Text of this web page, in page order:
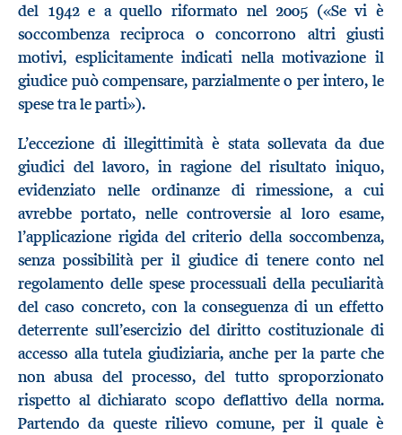
del 1942 e a quello riformato nel 2005 («Se vi è
soccombenza reciproca o concorrono altri giusti
motivi, esplicitamente indicati nella motivazione il
giudice può compensare, parzialmente o per intero, le
spese tra le parti»).
L’eccezione di illegittimità è stata sollevata da due
giudici del lavoro, in ragione del risultato iniquo,
evidenziato nelle ordinanze di rimessione, a cui
avrebbe portato, nelle controversie al loro esame,
l’applicazione rigida del criterio della soccombenza,
senza possibilità per il giudice di tenere conto nel
regolamento delle spese processuali della peculiarità
del caso concreto, con la conseguenza di un effetto
deterrente sull’esercizio del diritto costituzionale di
accesso alla tutela giudiziaria, anche per la parte che
non abusa del processo, del tutto sproporzionato
rispetto al dichiarato scopo deflattivo della norma.
Partendo da queste rilievo comune, per il quale è